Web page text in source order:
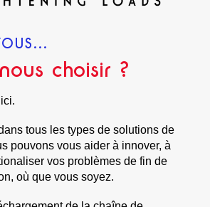
choisir ?
tous les types de solutions de
pouvons vous aider à innover, à
vos problèmes de fin de
où que vous soyez.